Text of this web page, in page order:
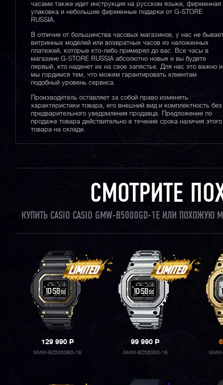
часами также идет инструкция на русском языке, фирменная
упаковка и небольшие фирменные подарки от G-STORE
RUSSIA.
В отличие от большинства часовых магазинов, у нас не
витринных моделей или возвратных часов из наложенных
платежей, которые кто-либо примерял до вас. Все часы в
магазине G-STORE RUSSIA абсолютно новые и вы будете
первый, кто наденет их на свое запястье. Для нас это важно и
мы гордимся тем, что можем гарантировать клиентам
подобный уровень сервиса.
Производитель оставляет за собой право изменять
характеристики товара, его внешний вид и комплектность без
предварительного уведомления продавца. Предложение по
продаже товара действительно в течение срока наличия этого
товара на складе.
СМОТРИТЕ
КУПИТЬ CASIO CASIO GMW-B5000GD-1E ИЛИ
129 990P
GMW-BZ5000BD-1E
99 990P
GMW-BZ5000D-1E